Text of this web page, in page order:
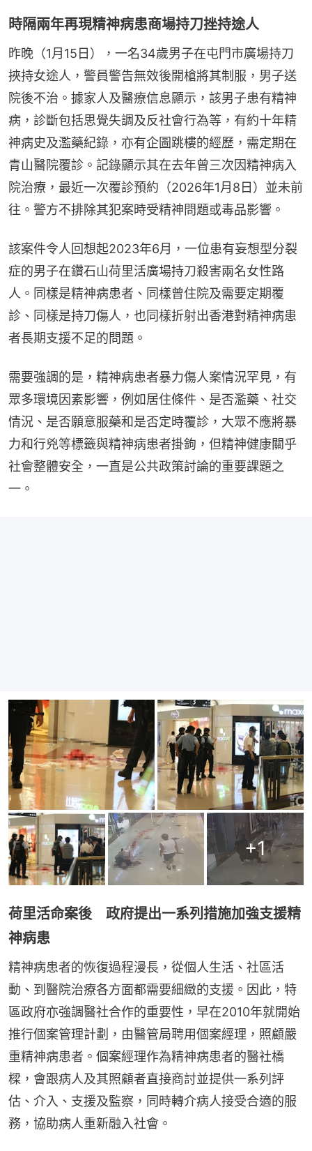
時隔兩年再現精神病患商場持刀挫持途人
昨晚（1月15日），一名34歲男子在屯門市廣場持刀
挾持女途人，警員警告無效後開槍將其制服，男子送
院後不治。據家人及醫療信息顯示，該男子患有精神
病，診斷包括思覺失調及反社會行為等，有約十年精
神病史及濫藥紀錄，亦有企圖跳樓的經歷，需定期在
青山醫院覆診。記錄顯示其在去年曾三次因精神病入
院治療，最近一次覆診預約（2026年1月8日）並未前
往。警方不排除其犯案時受精神問題或毒品影響。
該案件令人回想起2023年6月，一位患有妄想型分裂
症的男子在鑽石山荷里活廣場持刀殺害兩名女性路
人。同樣是精神病患者、同樣曾住院及需要定期覆
診、同樣是持刀傷人，也同樣折射出香港對精神病患
者長期支援不足的問題。
需要強調的是，精神病患者暴力傷人案情況罕見，有
眾多環境因素影響，例如居住條件、是否濫藥、社交
情況、是否願意服藥和是否定時覆診，大眾不應將暴
力和行兇等標籤與精神病患者掛鉤，但精神健康關乎
社會整體安全，一直是公共政策討論的重要課題之
一。
+1
荷里活命案後 政府提出一系列措施加強支援精
神病患
精神病患者的恢復過程漫長，從個人生活、社區活
動、到醫院治療各方面都需要細緻的支援。因此，特
區政府亦強調醫社合作的重要性，早在2010年就開始
推行個案管理計劃，由醫管局聘用個案經理，照顧嚴
重精神病患者。個案經理作為精神病患者的醫社橋
樑，會跟病人及其照顧者直接商討並提供一系列評
估、介入、支援及監察，同時轉介病人接受合適的服
務，協助病人重新融入社會。